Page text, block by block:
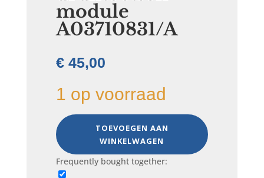
module
A03710831/A
€45,00
1 op voorraad
AEG
voorfront
compleet
met
druktoetsen
TOEVOEGEN AAN
WINKELWAGEN
Frequently bought together: